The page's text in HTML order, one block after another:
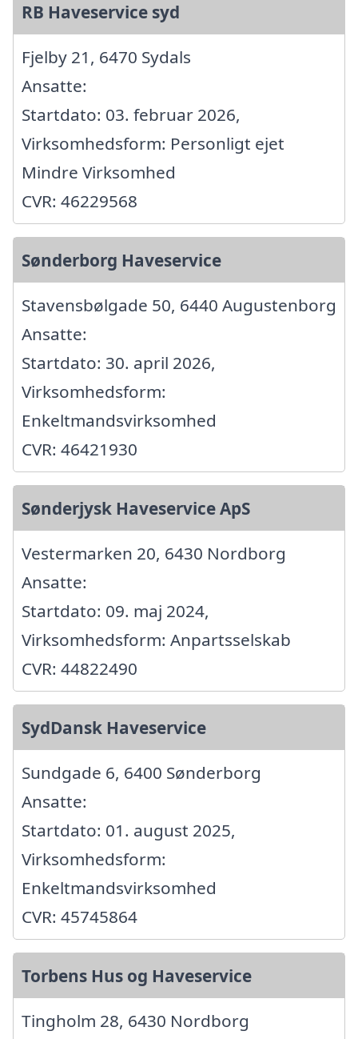
RB Haveservice syd
Fjelby 21, 6470 Sydals
Ansatte:
Startdato: 03. februar 2026,
Virksomhedsform: Personligt ejet
Mindre Virksomhed
CVR: 46229568
Sønderborg Haveservice
Stavensbølgade 50, 6440 Augustenborg
Ansatte:
Startdato: 30. april 2026,
Virksomhedsform:
Enkeltmandsvirksomhed
CVR: 46421930
Sønderjysk Haveservice ApS
Vestermarken 20, 6430 Nordborg
Ansatte:
Startdato: 09. maj 2024,
Virksomhedsform: Anpartsselskab
CVR: 44822490
SydDansk Haveservice
Sundgade 6, 6400 Sønderborg
Ansatte:
Startdato: 01. august 2025,
Virksomhedsform:
Enkeltmandsvirksomhed
CVR: 45745864
Torbens Hus og Haveservice
Tingholm 28, 6430 Nordborg